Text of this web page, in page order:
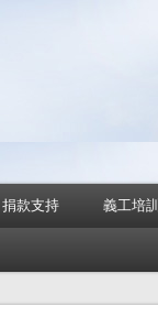
捐款支持 義工培訓